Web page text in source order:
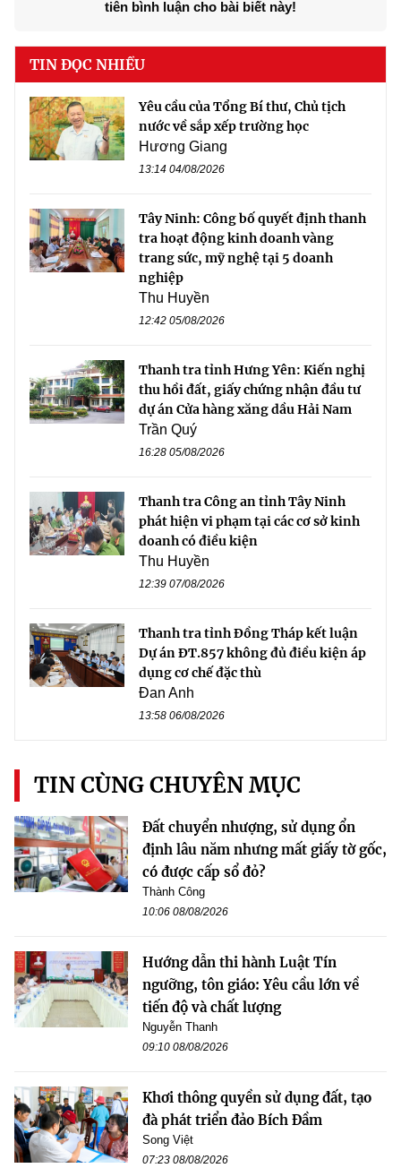
tiên bình luận cho bài biết này!
TIN ĐỌC NHIỀU
Yêu cầu của Tổng Bí thư, Chủ tịch
nước về sắp xếp trường học
Hương Giang
13:14 04/08/2026
Tây Ninh: Công bố quyết định thanh
tra hoạt động kinh doanh vàng
trang sức, mỹ nghệ tại 5 doanh
nghiệp
Thu Huyền
12:42 05/08/2026
Thanh tra tỉnh Hưng Yên: Kiến nghị
thu hồi đất, giấy chứng nhận đầu tư
dự án Cửa hàng xăng dầu Hải Nam
Trần Quý
16:28 05/08/2026
Thanh tra Công an tỉnh Tây Ninh
phát hiện vi phạm tại các cơ sở kinh
doanh có điều kiện
Thu Huyền
12:39 07/08/2026
Thanh tra tỉnh Đồng Tháp kết luận
Dự án ĐT.857 không đủ điều kiện áp
dụng cơ chế đặc thù
Đan Anh
13:58 06/08/2026
TIN CÙNG CHUYÊN MỤC
Đất chuyển nhượng, sử dụng ổn
định lâu năm nhưng mất giấy tờ gốc,
có được cấp sổ đỏ?
Thành Công
10:06 08/08/2026
Hướng dẫn thi hành Luật Tín
ngưỡng, tôn giáo: Yêu cầu lớn về
tiến độ và chất lượng
Nguyễn Thanh
09:10 08/08/2026
Khơi thông quyền sử dụng đất, tạo
đà phát triển đảo Bích Đầm
Song Việt
07:23 08/08/2026